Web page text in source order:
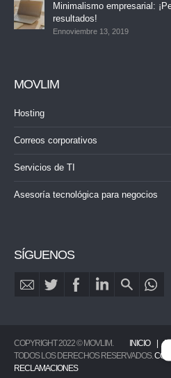
Minimalismo empresarial:
resultados!
Ennoviembre 13, 2019
MOVLIM
Hosting
Correos corporativos
Servicios de TI
Asesoría tecnológica para negocios
SÍGUENOS
INICIO
COPYRIGHT 2022 © MOVLIM.
TODOS LOS DERECHOS RESERVADOS.
RECLAMACIONES